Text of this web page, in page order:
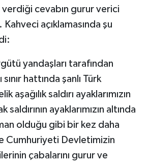
verdiği cevabın gurur verici
açıklamasında şu
yandaşları tarafından
sınır hattında şanlı Türk
aşağılık saldırı ayaklarımızın
saldırının ayaklarımızın altında
olduğu gibi bir kez daha
Cumhuriyeti Devletimizin
çabalarını gurur ve